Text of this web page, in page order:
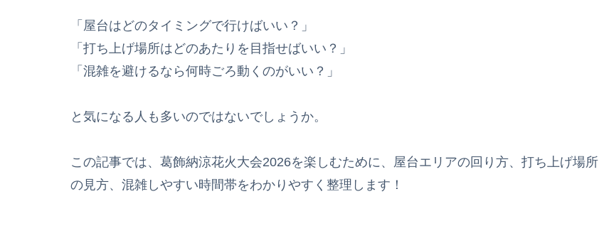
「屋台はどのタイミングで行けばいい？」
「打ち上げ場所はどのあたりを目指せばいい？」
「混雑を避けるなら何時ごろ動くのがいい？」
と気になる人も多いのではないでしょうか。
この記事では、葛飾納涼花火大会2026を楽しむために、屋台エリアの回り方、打ち上げ場所
の見方、混雑しやすい時間帯をわかりやすく整理します！